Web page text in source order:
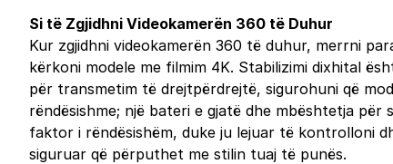
Si të Zgjidhni Videokamerën 360 të Duhur
Kur zgjidhni videokamerën 360 të duhur, merrni
kërkoni modele me filmim 4K. Stabilizimi dixhital
për transmetim të drejtpërdrejtë, sigurohuni që
rëndësishme; një bateri e gjatë dhe mbështetja
faktor i rëndësishëm, duke ju lejuar të kontrolloni
siguruar që përputhet me stilin tuaj të punës.